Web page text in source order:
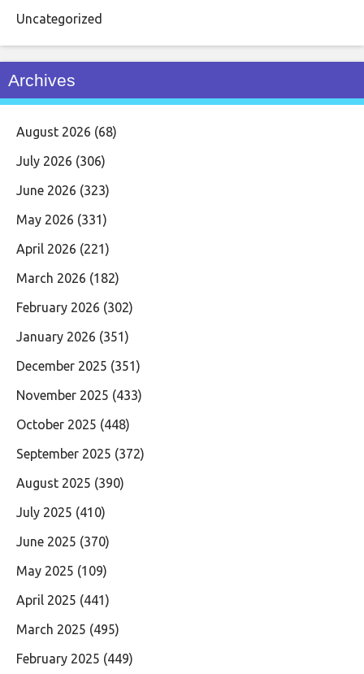
Uncategorized
Archives
August 2026 (68)
July 2026 (306)
June 2026 (323)
May 2026 (331)
April 2026 (221)
March 2026 (182)
February 2026 (302)
January 2026 (351)
December 2025 (351)
November 2025 (433)
October 2025 (448)
September 2025 (372)
August 2025 (390)
July 2025 (410)
June 2025 (370)
May 2025 (109)
April 2025 (441)
March 2025 (495)
February 2025 (449)